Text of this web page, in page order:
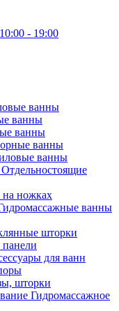
10:00 - 19:00
ванны
ванны
ванны
ванны
ванны
Отдельностоящие
ножках
ванны
шторки
для ванн
шторки
Гидромассажное